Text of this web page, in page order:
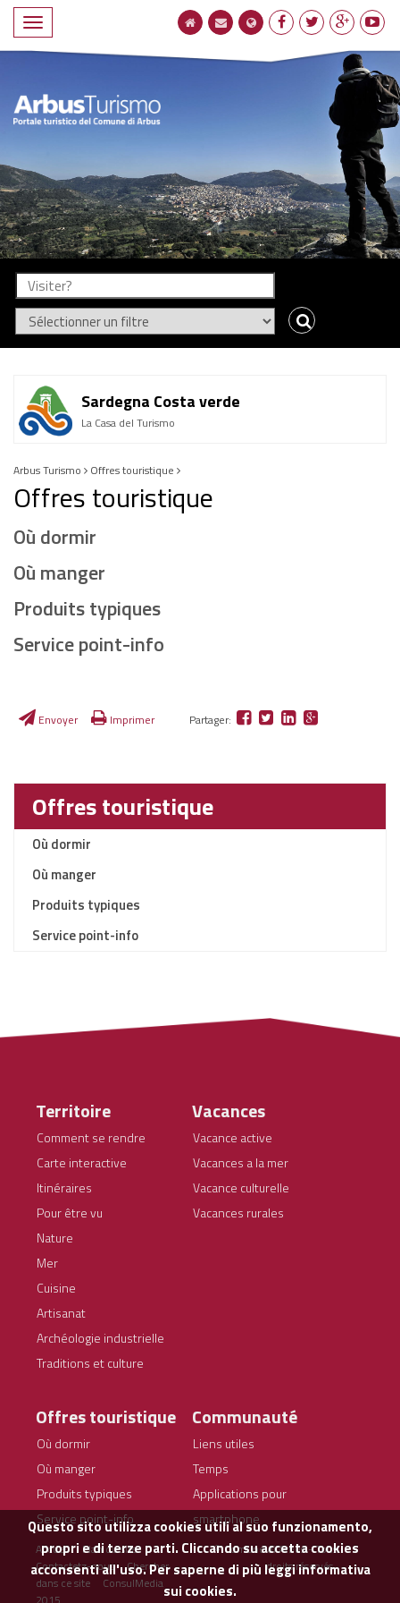
Questo sito utilizza cookies utili al suo funzionamento,
propri e di terze parti. Cliccando su accetta cookies
acconsenti all'uso. Per saperne di più leggiinformativa
sui cookies.
Navigation
compact
Sardegna Costa verde
La Casa del Turismo
Arbus Turismo Offres touristique
Offres touristique
Où dormir
Où manger
Produits typiques
Service point-info
Envoyer Imprimer Partager:
Offres touristique
Où dormir
Où manger
Produits typiques
Service point-info
Territoire
Comment se rendre
Carte interactive
Itinéraires
Pour être vu
Nature
Mer
Cuisine
Artisanat
Archéologie industrielle
Traditions et culture
Vacances
Vacance active
Vacances a la mer
Vacance culturelle
Vacances rurales
Offres touristique
Où dormir
Où manger
Produits typiques
Service point-info
Communauté
Liens utiles
Temps
Applications pour
smartphone
Accueil
Plan du site
Contactetz-nous
Chercher
dans ce site
ConsulMedia
© Comune di Arbus - Tous
droits réservés